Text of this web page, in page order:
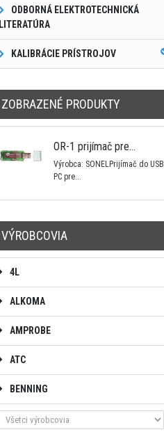
ODBORNÁ ELEKTROTECHNICKÁ
LITERATÚRA
KALIBRÁCIE PRÍSTROJOV
ZOBRAZENÉ PRODUKTY
OR-1 prijímač pre...
Výrobca: SONELPrijímač do USB
PC pre...
VÝROBCOVIA
4L
ALKOMA
AMPROBE
ATC
BENNING